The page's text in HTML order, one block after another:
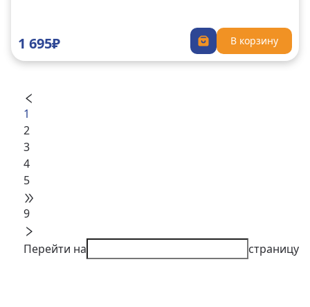
1 695₽ В корзину
1
2
3
4
5
9
Перейти на страницу